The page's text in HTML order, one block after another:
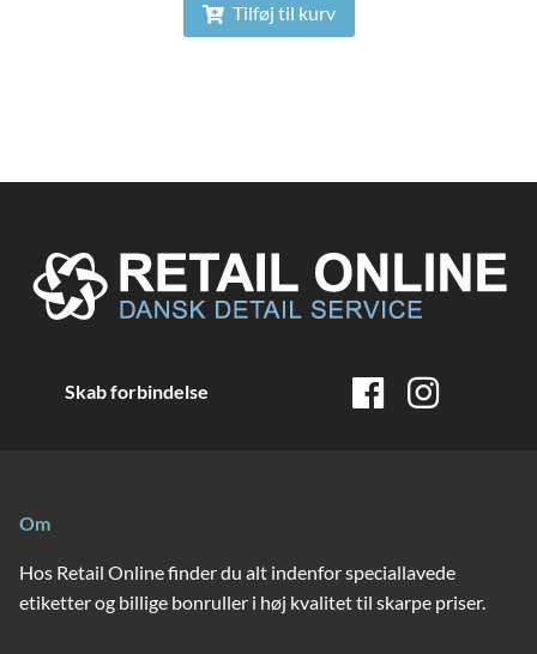
Tilføj til kurv
Skab forbindelse
Om
Hos Retail Online finder du alt indenfor speciallavede
etiketter og billige bonruller i høj kvalitet til skarpe priser.